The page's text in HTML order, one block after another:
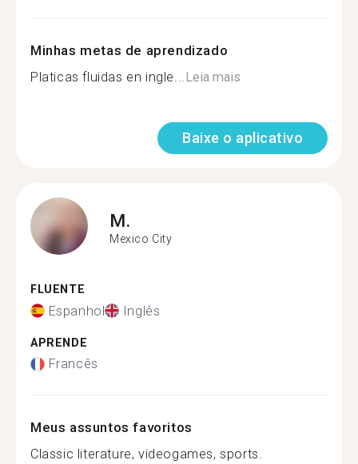
Minhas metas de aprendizado
Platicas fluidas en ingle...Leia mais
Baixe o aplicativo
M.
Mexico City
FLUENTE
Espanhol Inglês
APRENDE
Francês
Meus assuntos favoritos
Classic literature, videogames, sports.